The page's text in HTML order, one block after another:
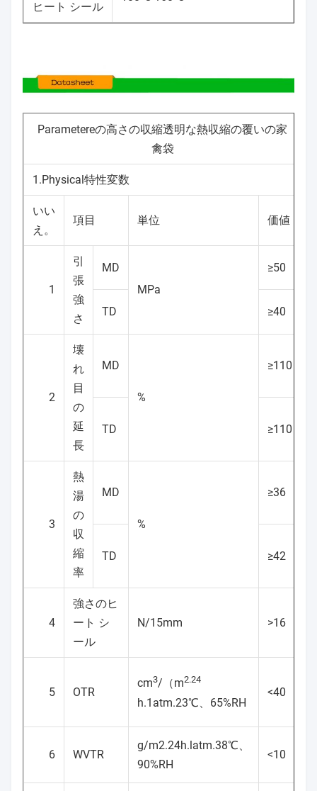
ヒート シール
Parametereの高さの収縮透明な熱収縮の覆いの家
禽袋
1.Physical特性変数
いい
え。
項目 単位 価値
1
引
張
強
さ
MD
MPa
≥50
TD ≥40
2
壊
れ
目
の
延
長
MD
%
≥110
TD ≥110
3
熱
湯
の
収
縮
率
MD
%
≥36
TD ≥42
4
強さのヒ
ート シ
ール
N/15mm >16
5 OTR
cm3/（m2.24
h.1atm.23℃、65%RH
<40
6 WVTR
g/m2.24h.latm.38℃、
90%RH
<10